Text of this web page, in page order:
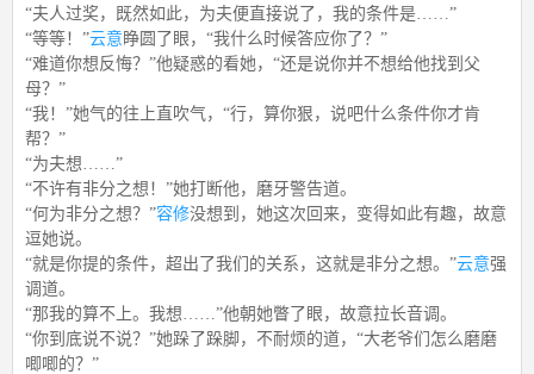
“夫人过奖，既然如此，为夫便直接说了，我的条件是……”
“等等！”云意 睁圆了眼，“我什么时候答应你了？”
“难道你想反悔？”他疑惑的看她，“还是说你并不想给他找到父
母？”
“我！”她气的往上直吹气，“行，算你狠，说吧什么条件你才肯
帮？”
“为夫想……”
“不许有非分之想！”她打断他，磨牙警告道。
“何为非分之想？”容修没想到，她这次回来，变得如此有趣，故意
逗她说。
“就是你提的条件，超出了我们的关系，这就是非分之想。”云意强
调道。
“那我的算不上。我想……”他朝她瞥了眼，故意拉长音调。
“你到底说不说？”她跺了跺脚，不耐烦的道，“大老爷们怎么磨磨
唧唧的？”